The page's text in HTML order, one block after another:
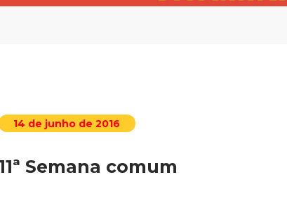
14 de junho de 2016
Semana comum